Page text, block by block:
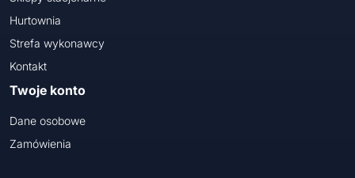
Hurtownia
Strefa wykonawcy
Kontakt
Twoje konto
Dane osobowe
Zamówienia